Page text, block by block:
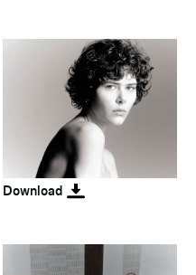
Download